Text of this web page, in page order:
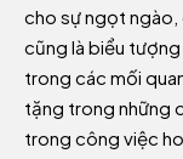
cho sự ngọt ngào,
cũng là biểu
trong các mối
tặng trong những
trong công việc